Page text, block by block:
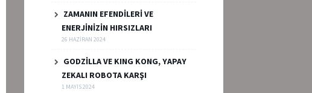
ZAMANIN EFENDİLERİ VE
ENERJİNİZİN HIRSIZLARI
26 HAZIRAN 2024
GODZİLLA VE KING KONG, YAPAY
ZEKALI ROBOTA KARŞI
1 MAYIS 2024